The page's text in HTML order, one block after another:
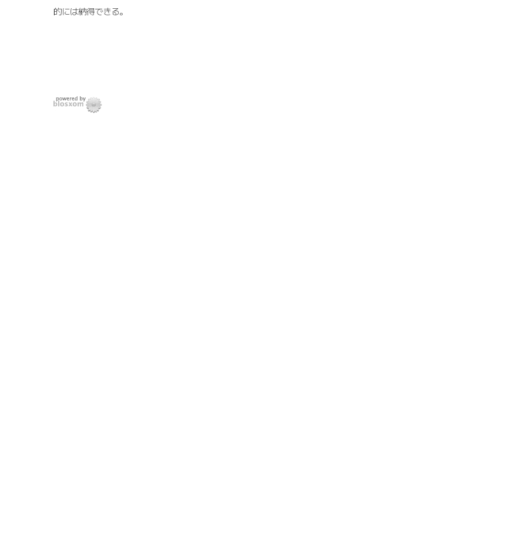
的には納得できる。